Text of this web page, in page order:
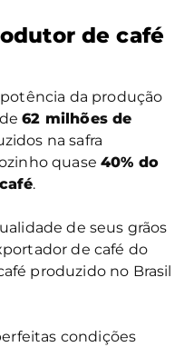
de café
da produção
de62 milhões de
na safra
quase40% do
.
de seus grãos
de café do
produzido no Brasil
condições